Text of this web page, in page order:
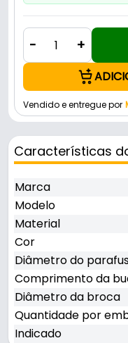
- +
Vendido e entregue por
Características
Marca
Modelo
Material
Cor
Diâmetro do
Comprimento da
Diâmetro da broca
Quantidade por
Indicado